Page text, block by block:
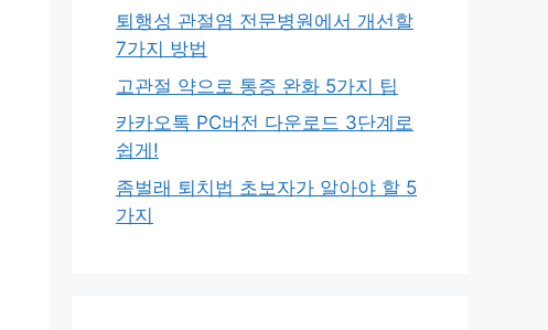
퇴행성 관절염 전문병원에서 개선할
7가지 방법
고관절 약으로 통증 완화 5가지 팁
카카오톡 PC버전 다운로드 3단계로
쉽게!
좀벌래 퇴치법 초보자가 알아야 할 5
가지